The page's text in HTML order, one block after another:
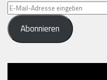
E-
Mail-
Adresse
eingeben
Abonnieren